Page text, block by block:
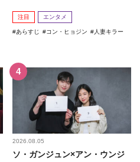
注目 エンタメ
あらすじ コン・ヒョジン 人妻キラー
2026.08.05
ソ・ガンジュン×アン・ウンジ